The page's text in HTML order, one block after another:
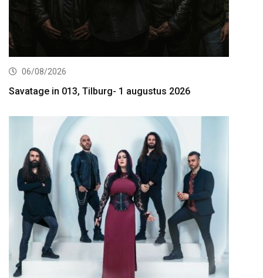
06/08/2026
Savatage in 013, Tilburg- 1 augustus 2026